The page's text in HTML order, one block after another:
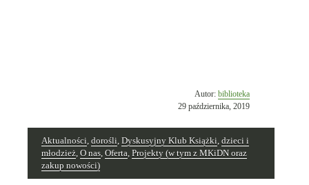
Autor:bibliotekaOpublikowano
w
29 października, 2019
Aktualności, dorośli, Dyskusyjny Klub Książki, dzieci i
młodzież, O nas, Oferta, Projekty (w tym z MKiDN oraz
zakup nowości)